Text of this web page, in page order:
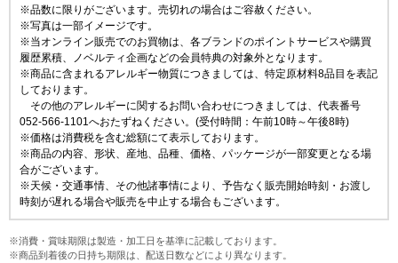
※品数に限りがございます。売切れの場合はご容赦ください。
※写真は一部イメージです。
※当オンライン販売でのお買物は、各ブランドのポイントサービスや購買
履歴累積、ノベルティ企画などの会員特典の対象外となります。
※商品に含まれるアレルギー物質につきましては、特定原材料8品目を表記
しております。
その他のアレルギーに関するお問い合わせにつきましては、代表番号
052-566-1101へおたずねください。(受付時間：午前10時～午後8時)
※価格は消費税を含む総額にて表示しております。
※商品の内容、形状、産地、品種、価格、パッケージが一部変更となる場
合がございます。
※天候・交通事情、その他諸事情により、予告なく販売開始時刻・お渡し
時刻が遅れる場合や販売を中止する場合もございます。
※消費・賞味期限は製造・加工日を基準に記載しております。
※商品到着後の日持ち期限は、配送日数などにより異なります。